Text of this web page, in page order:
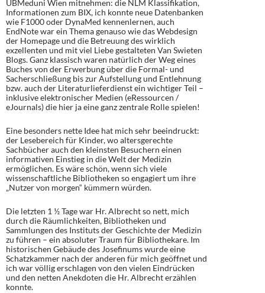
UBMeduni Wien mitnehmen: die NLM Klassifikation,
Informationen zum BIX, ich konnte neue Datenbanken
wie F1000 oder DynaMed kennenlernen, auch
EndNote war ein Thema genauso wie das Webdesign
der Homepage und die Betreuung des wirklich
exzellenten und mit viel Liebe gestalteten Van Swieten
Blogs. Ganz klassisch waren natürlich der Weg eines
Buches von der Erwerbung über die Formal- und
Sacherschließung bis zur Aufstellung und Entlehnung
bzw. auch der Literaturlieferdienst ein wichtiger Teil –
inklusive elektronischer Medien (eRessourcen /
eJournals) die hier ja eine ganz zentrale Rolle spielen!
Eine besonders nette Idee hat mich sehr beeindruckt:
der Lesebereich für Kinder, wo altersgerechte
Sachbücher auch den kleinsten Besuchern einen
informativen Einstieg in die Welt der Medizin
ermöglichen. Es wäre schön, wenn sich viele
wissenschaftliche Bibliotheken so engagiert um ihre
„Nutzer von morgen“ kümmern würden.
Die letzten 1 ½ Tage war Hr. Albrecht so nett, mich
durch die Räumlichkeiten, Bibliotheken und
Sammlungen des Instituts der Geschichte der Medizin
zu führen – ein absoluter Traum für Bibliothekare. Im
historischen Gebäude des Josefinums wurde eine
Schatzkammer nach der anderen für mich geöffnet und
ich war völlig erschlagen von den vielen Eindrücken
und den netten Anekdoten die Hr. Albrecht erzählen
konnte.